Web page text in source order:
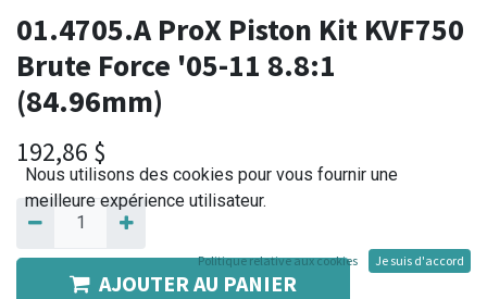
01.4705.A ProX Piston Kit KVF750
Brute Force '05-11 8.8:1
(84.96mm)
192,86 $
AJOUTER AU PANIER
Nous utilisons des cookies pour vous fournir une
meilleure expérience utilisateur.
Politique relative aux cookies Je suis d'accord